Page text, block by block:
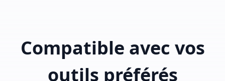
Compatible avec vos
outils préférés